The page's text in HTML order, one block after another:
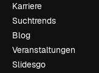
Karriere
Suchtrends
Blog
Veranstaltungen
Slidesgo